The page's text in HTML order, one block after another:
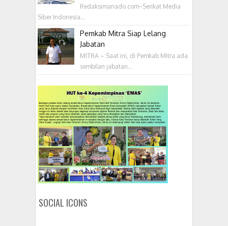
Redaksimanado.com~Serikat Media
Siber Indonesia...
Pemkab Mitra Siap Lelang
Jabatan
MITRA – Saat ini, di Pemkab Mitra ada
sembilan jabatan...
SOCIAL ICONS